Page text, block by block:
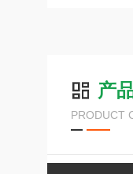
产
PRODUCT